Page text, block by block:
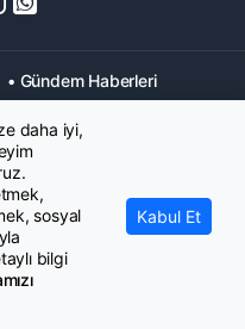
• Gündem Haberleri
• KPSS Haberleri
• Eğitim Haberleri
• Maaş Verileri Haberleri
daha iyi,
sosyal
bilgi
Kabul Et